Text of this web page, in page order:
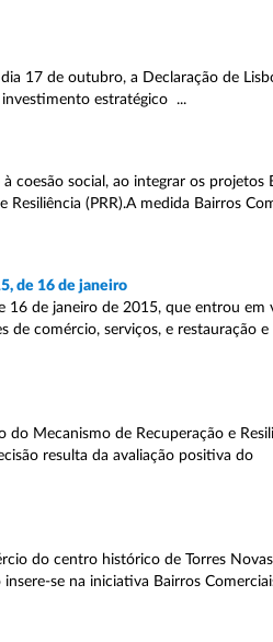
17 de outubro, a Declaração de
estratégico ...
coesão social, ao integrar os projetos
(PRR).A medida Bairros
de 16 de janeiro
16 de janeiro de 2015, que entrou em
de comércio, serviços, e restauração e
Mecanismo de Recuperação e
resulta da avaliação positiva do
do centro histórico de Torres
se na iniciativa Bairros